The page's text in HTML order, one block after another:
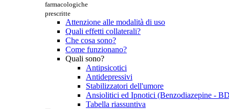
farmacologiche
prescritte
Attenzione alle modalità di uso
Quali effetti collaterali?
Che cosa sono?
Come funzionano?
Quali sono?
Antipsicotici
Antidepressivi
Stabilizzatori dell'umore
Ansiolitici ed Ipnotici (Benzodiazepine -
Tabella riassuntiva